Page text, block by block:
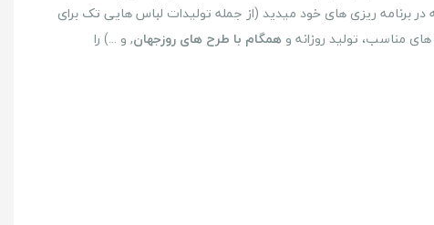
برنامه ریزی های خود میدید (از جمله تولیدات لباس هایی تک برای
مناسب، تولید روزانه و همگام با طرح های روزجهان, و ...) را